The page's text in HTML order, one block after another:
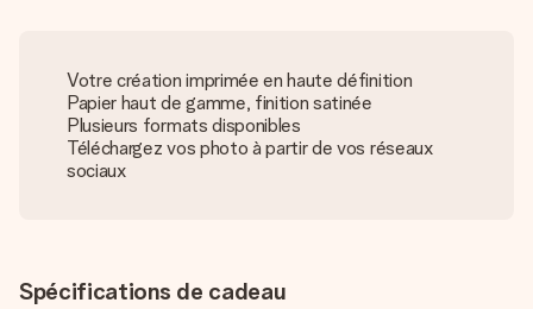
Votre création imprimée en haute définition
Papier haut de gamme, finition satinée
Plusieurs formats disponibles
Téléchargez vos photo à partir de vos réseaux
sociaux
Spécifications de cadeau